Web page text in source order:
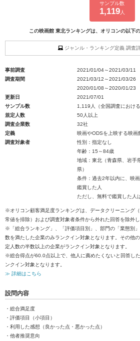
サンプル数
1,119人
この映画館 東北ランキングは、オリコンの以下
ジャンル・ランキング定義 調査
事前調査
2021/01/04～2021/03/11
調査期間
2021/03/12～2021/03/26
2020/01/08～2020/01/23
更新日
2021/07/01
サンプル数
1,119人（全国調査におけ
規定人数
50人以上
調査企業数
32社
定義
映画やODSを上映する映画
調査対象者
性別：指定なし
年齢：15～84歳
地域：東北（青森県、岩手
県）
条件：過去2年以内に、映
鑑賞した人
ただし、無料で鑑賞した人
※オリコン顧客満足度ランキングは、データクリーニング
常値を排除）および調査対象者条件から外れた回答を除外
※「総合ランキング」、「評価項目別」、部門の「業態別
数を満たした企業のみランクイン対象となります。その他
定人数の半数以上の企業がランクイン対象となります。
※総合得点が60.0点以上で、他人に薦めたくないと回答し
ンクイン対象となります。
≫ 詳細はこちら
設問内容
・総合満足度
・評価項目（小項目）
・利用した感想（良かった点・悪かった点）
・他者推奨意向